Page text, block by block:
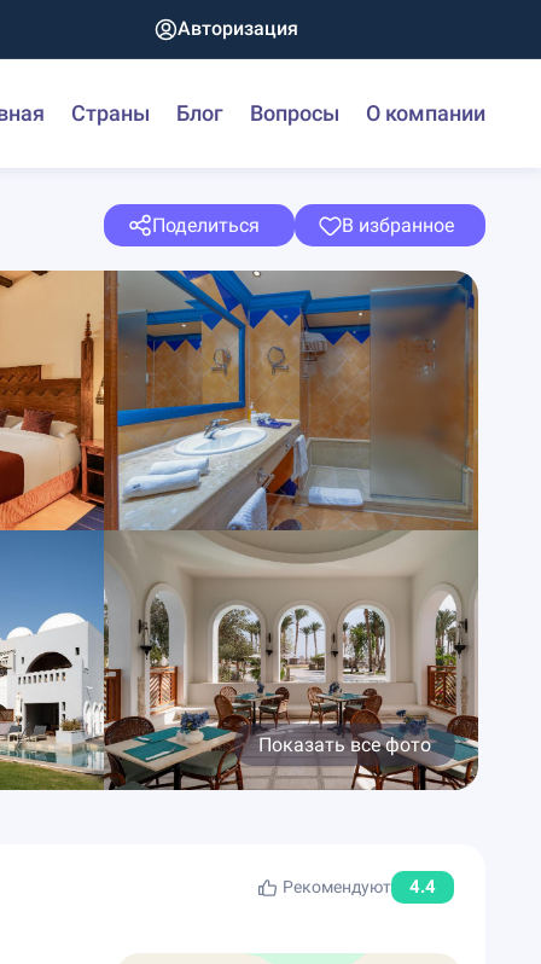
Авторизация
Страны Блог Вопросы О компании
Поделиться В избранное
Показать все фото
Рекомендуют 4.4